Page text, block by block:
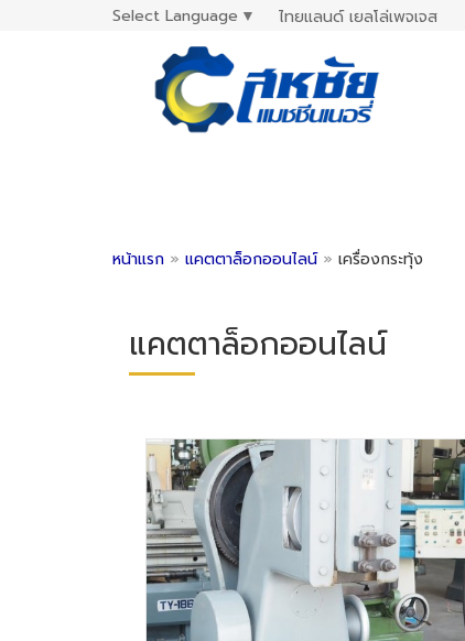
Select Language ▼ ไทยแลนด์ เยลโล่เพจเจส
หน้าแรก » แคตตาล็อกออนไลน์ » เครื่องกระทุ้ง
แคตตาล็อกออนไลน์